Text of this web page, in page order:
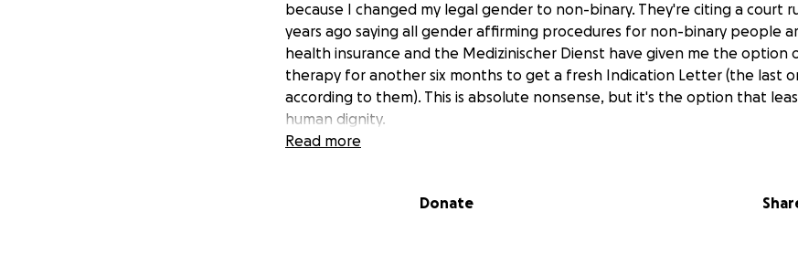
because I changed my legal gender to non-binary. They're citing a court
years ago saying all gender affirming procedures for non-binary people
health insurance and the Medizinischer Dienst have given me the option
therapy for another six months to get a fresh Indication Letter (the last
according to them). This is absolute nonsense, but it's the option that
human dignity.
So far, I've been paying for hrt myself, but I can't afford that any longer.
Thank you for your support <3
Read more
Donate